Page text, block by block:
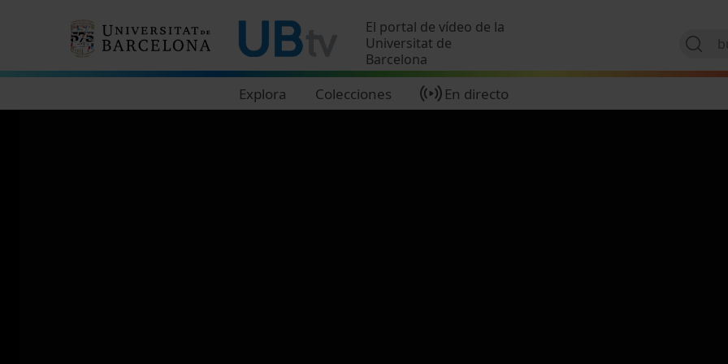
El portal de vídeo de la
Universitat de
Barcelona
Explora Colecciones En directo